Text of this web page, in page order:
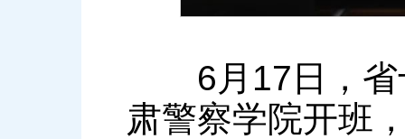
6月17日，省
肃警察学院开班